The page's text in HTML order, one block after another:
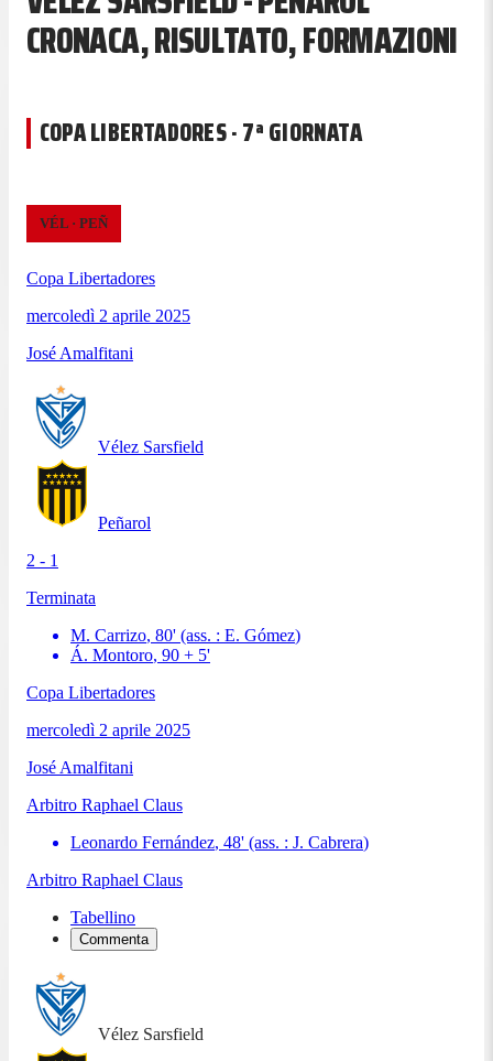
CRONACA, RISULTATO, FORMAZIONI
COPA LIBERTADORES · 7ª GIORNATA
VÉL · PEÑ
Copa Libertadores
mercoledì 2 aprile 2025
José Amalfitani
Vélez Sarsfield
Peñarol
2 - 1
Terminata
M. Carrizo, 80' (ass. : E. Gómez)
Á. Montoro, 90 + 5'
Copa Libertadores
mercoledì 2 aprile 2025
José Amalfitani
Arbitro Raphael Claus
Leonardo Fernández, 48' (ass. : J. Cabrera)
Arbitro Raphael Claus
Tabellino
Commenta
Vélez Sarsfield